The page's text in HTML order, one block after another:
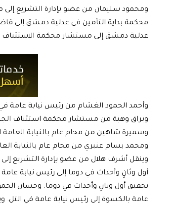
ومحمود سليمان من عضو بإدارة التشريع
محكمة بداية التأمين في عدلية دمشق إلى
عدلية دمشق إلى مستشار محكمة الاستئناف
وأحمد الحمود الغشام من رئيس نيابة عامة
وبراق وهبة من مستشار محكمة استئناف
وسميرة شاهين من محام عام بالنيابة العامة
ومحمد بسام عنبري من محام عام بالنيابة
وينقل أشرف هلال من عضو بإدارة التشريع
أول وثانٍ وأحداث في دوما إلى رئيس نيابة
تحقيق أول وثانٍ وأحداث في دوما. وحسان
عامة بالكسوة إلى رئيس نيابة عامة في